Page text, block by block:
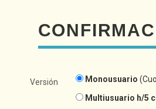
Versión Monousuario
Multiusuario h/5